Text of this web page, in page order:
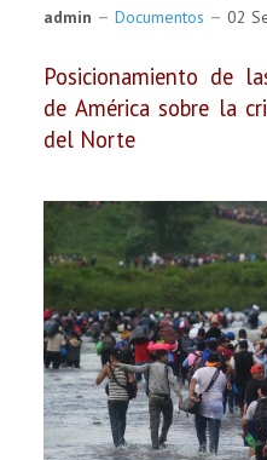
admin Documentos 02
Posicionamiento de
de Américasobre la
del Norte